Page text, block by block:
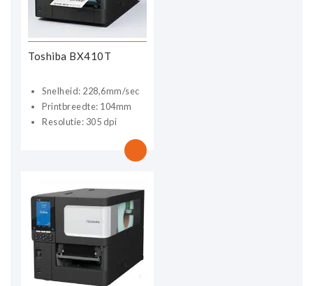
Toshiba BX410T
Snelheid: 228,6mm/sec
Printbreedte: 104mm
Resolutie: 305 dpi